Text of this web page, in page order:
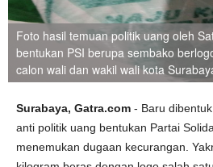
Foto hasil temuan politik uang oleh
bentukan PSI berupa sembako
calon wali dan wakil wali kota
Surabaya, Gatra.com - Baru
anti politik uang bentukan Partai
menemukan dugaan kecurangan.